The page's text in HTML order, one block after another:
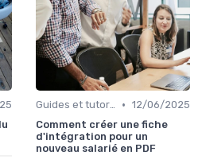
Guides et tutoriels • 12/06/2025
Comment créer une fiche
d'intégration pour un
nouveau salarié en PDF